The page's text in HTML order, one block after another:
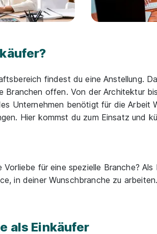
findest du eine Anstellung.
Branchen offen. Von der Architektur
Unternehmen benötigt für die Arbeit
Hier kommst du zum Einsatz und
Vorliebe für eine spezielle Branche? Als
in deiner Wunschbranche zu arbeiten.
als Einkäufer